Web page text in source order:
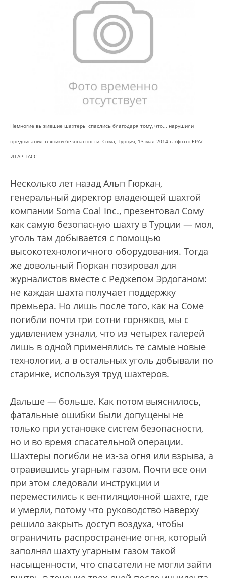
Немногие выжившие шахтеры спаслись благодаря тому, что... нарушили
предписания техники безопасности. Сома, Турция, 13 мая 2014 г. /фото: EPA/
ИТАР-ТАСС
Несколько лет назад Альп Гюркан,
генеральный директор владеющей шахтой
компании Soma Coal Inc., презентовал Сому
как самую безопасную шахту в Турции — мол,
уголь там добывается с помощью
высокотехнологичного оборудования. Тогда
же довольный Гюркан позировал для
журналистов вместе с Реджепом Эрдоганом:
не каждая шахта получает поддержку
премьера. Но лишь после того, как на Соме
погибли почти три сотни горняков, мы с
удивлением узнали, что из четырех галерей
лишь в одной применялись те самые новые
технологии, а в остальных уголь добывали по
старинке, используя труд шахтеров.
Дальше — больше. Как потом выяснилось,
фатальные ошибки были допущены не
только при установке систем безопасности,
но и во время спасательной операции.
Шахтеры погибли не из-за огня или взрыва, а
отравившись угарным газом. Почти все они
при этом следовали инструкции и
переместились к вентиляционной шахте, где
и умерли, потому что руководство наверху
решило закрыть доступ воздуха, чтобы
ограничить распространение огня, который
заполнял шахту угарным газом такой
насыщенности, что спасатели не могли зайти